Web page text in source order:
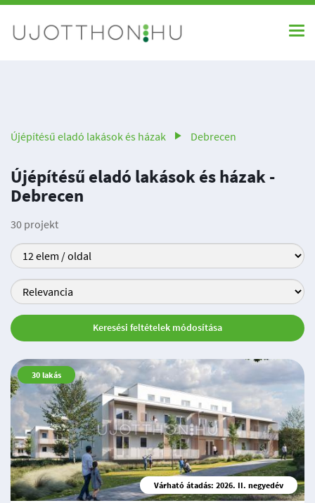
Újépítésű eladó lakások és házak Debrecen
Újépítésű eladó lakások és házak -
Debrecen
30 projekt
Keresési feltételek módosítása
30 lakás
Várható átadás: 2026. II. negyedév